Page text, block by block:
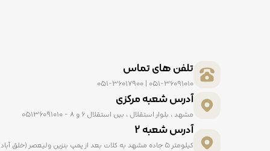
تلفن های تماس
051-36091010 | 051-36017900
آدرس شعبه مرکزی
مشهد ، بلوار استقلال ، بین استقلال ۶ و ۸ - ۰۵۱۳۶۰۹۱۰۱۰
آدرس شعبه ۲